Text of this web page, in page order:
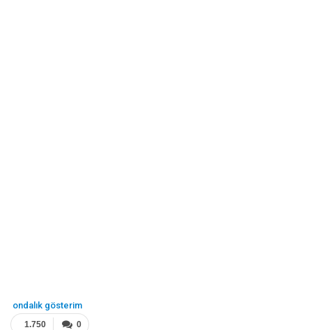
ondalık gösterim
0
1.750